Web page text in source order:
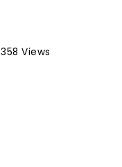
358 Views